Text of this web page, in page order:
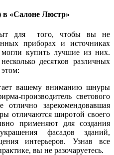
в «Салоне Люстр»
для того, чтобы вы не
приборах и источниках
купить лучшие из них.
десятков различных
ает вашему вниманию шнуры
производитель светового
зарекомендовавшая
отличаются широтой своего
применяют для создания
фасадов зданий,
интерьеров. Узнав все
вы не разочаруетесь.